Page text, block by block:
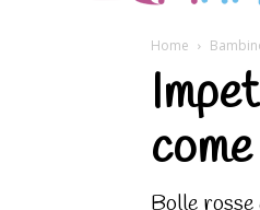
Home
Bolle rosse